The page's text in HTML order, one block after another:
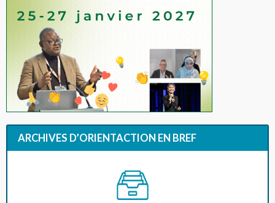
ARCHIVES D’ORIENTACTION EN BREF